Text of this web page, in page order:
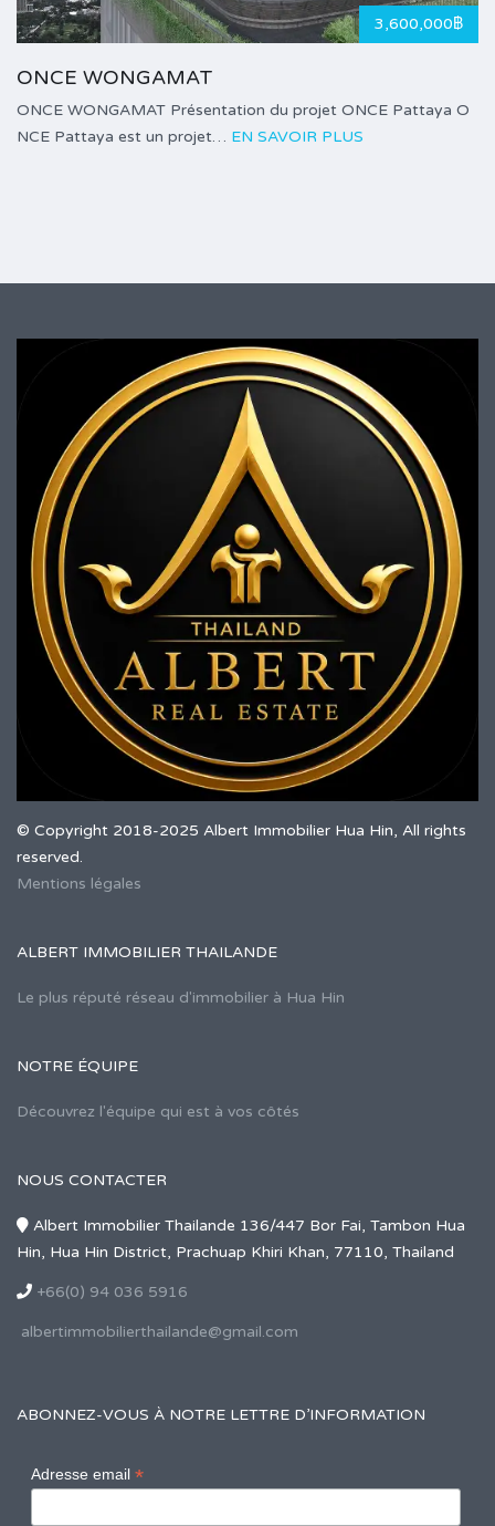
3,600,000฿
ONCE WONGAMAT
ONCE WONGAMAT Présentation du projet ONCE Pattaya O
NCE Pattaya est un projet… EN SAVOIR PLUS
© Copyright 2018-2025 Albert Immobilier Hua Hin, All rights
reserved.
Mentions légales
ALBERT IMMOBILIER THAILANDE
Le plus réputé réseau d'immobilier à Hua Hin
NOTRE ÉQUIPE
Découvrez l'équipe qui est à vos côtés
NOUS CONTACTER
Albert Immobilier Thailande 136/447 Bor Fai, Tambon Hua
Hin, Hua Hin District, Prachuap Khiri Khan, 77110, Thailand
+66(0) 94 036 5916
albertimmobilierthailande@gmail.com
ABONNEZ-VOUS À NOTRE LETTRE D’INFORMATION
Adresse email *